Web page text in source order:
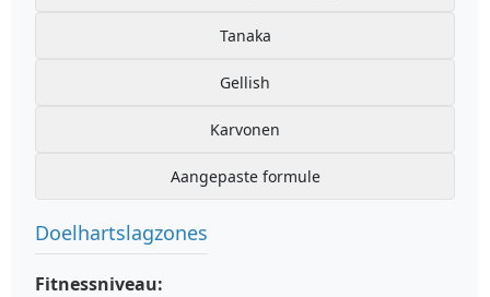
Tanaka
Gellish
Karvonen
Aangepaste formule
Doelhartslagzones
Fitnessniveau: